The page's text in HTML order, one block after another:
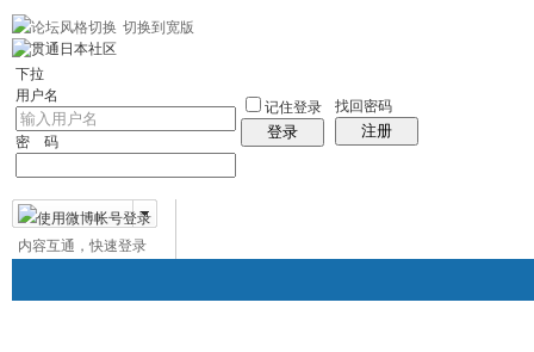
切换到宽版
下拉
用户名
密 码
记住登录
登录
找回密码
注册
微博帐号登录
内容互通，快速登录